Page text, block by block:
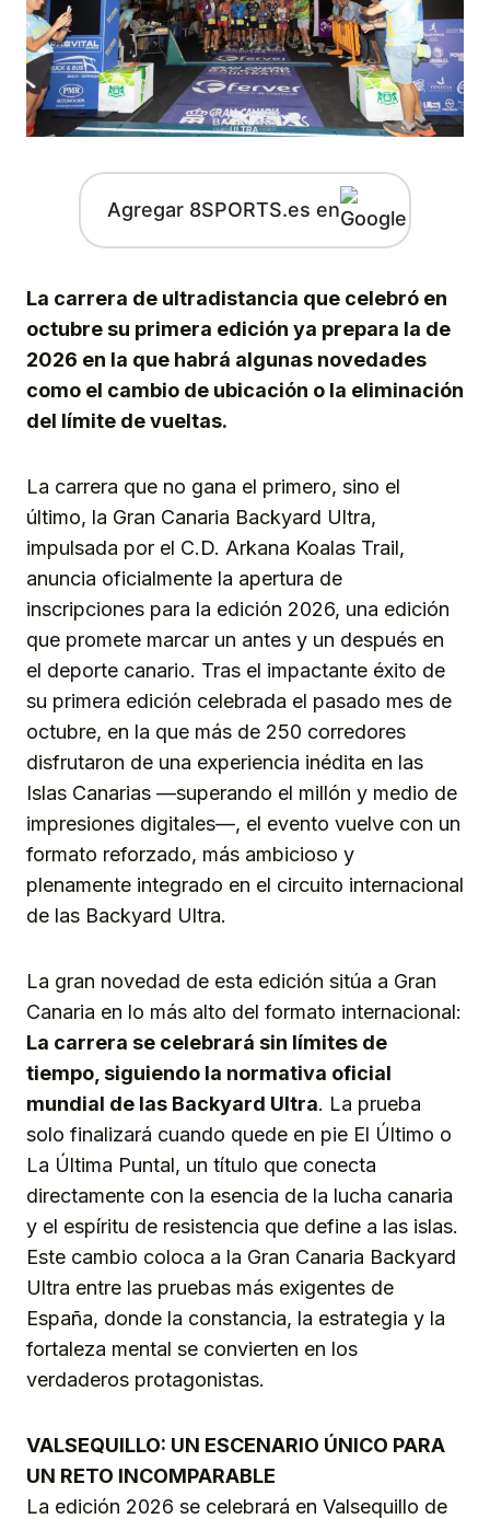
Agregar 8SPORTS.es en
La carrera de ultradistancia que celebró en
octubre su primera edición ya prepara la de
2026 en la que habrá algunas novedades
como el cambio de ubicación o la eliminación
del límite de vueltas.
La carrera que no gana el primero, sino el
último, la Gran Canaria Backyard Ultra,
impulsada por el C.D. Arkana Koalas Trail,
anuncia oficialmente la apertura de
inscripciones para la edición 2026, una edición
que promete marcar un antes y un después en
el deporte canario. Tras el impactante éxito de
su primera edición celebrada el pasado mes de
octubre, en la que más de 250 corredores
disfrutaron de una experiencia inédita en las
Islas Canarias —superando el millón y medio de
impresiones digitales—, el evento vuelve con un
formato reforzado, más ambicioso y
plenamente integrado en el circuito internacional
de las Backyard Ultra.
La gran novedad de esta edición sitúa a Gran
Canaria en lo más alto del formato internacional:
La carrera se celebrará sin límites de
tiempo, siguiendo la normativa oficial
mundial de las Backyard Ultra. La prueba
solo finalizará cuando quede en pie El Último o
La Última Puntal, un título que conecta
directamente con la esencia de la lucha canaria
y el espíritu de resistencia que define a las islas.
Este cambio coloca a la Gran Canaria Backyard
Ultra entre las pruebas más exigentes de
España, donde la constancia, la estrategia y la
fortaleza mental se convierten en los
verdaderos protagonistas.
VALSEQUILLO: UN ESCENARIO ÚNICO PARA
UN RETO INCOMPARABLE
La edición 2026 se celebrará en Valsequillo de